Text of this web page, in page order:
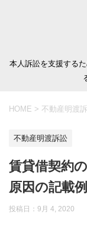
本人訴訟を支援する
HOME > 不動産明渡
不動産明渡訴訟
賃貸借契約
原因の記載
投稿日： 9月 4, 2020